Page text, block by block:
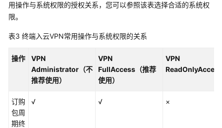
用操作与系统权限的授权关系，您可以参照该表选择合适的系统权
限。
表3 终端入云VPN常用操作与系统权限的关系
操作
VPN
Administrator（不
推荐使用）
VPN
FullAccess（推荐
使用）
VPN
ReadOnlyAccess
订购
包周
期终
√ √ ×